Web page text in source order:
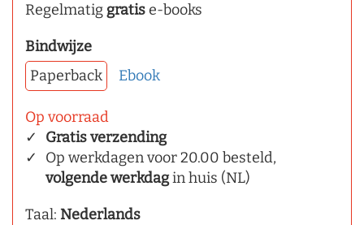
Regelmatig gratise-books
Bindwijze
Paperback
Ebook
Op voorraad
Gratis verzending
Op werkdagen voor 20.00 besteld,
volgende werkdagin huis (NL)
Taal: Nederlands